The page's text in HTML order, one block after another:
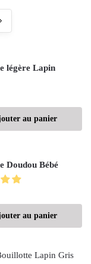
légère Lapin
au panier
Doudou Bébé
au panier